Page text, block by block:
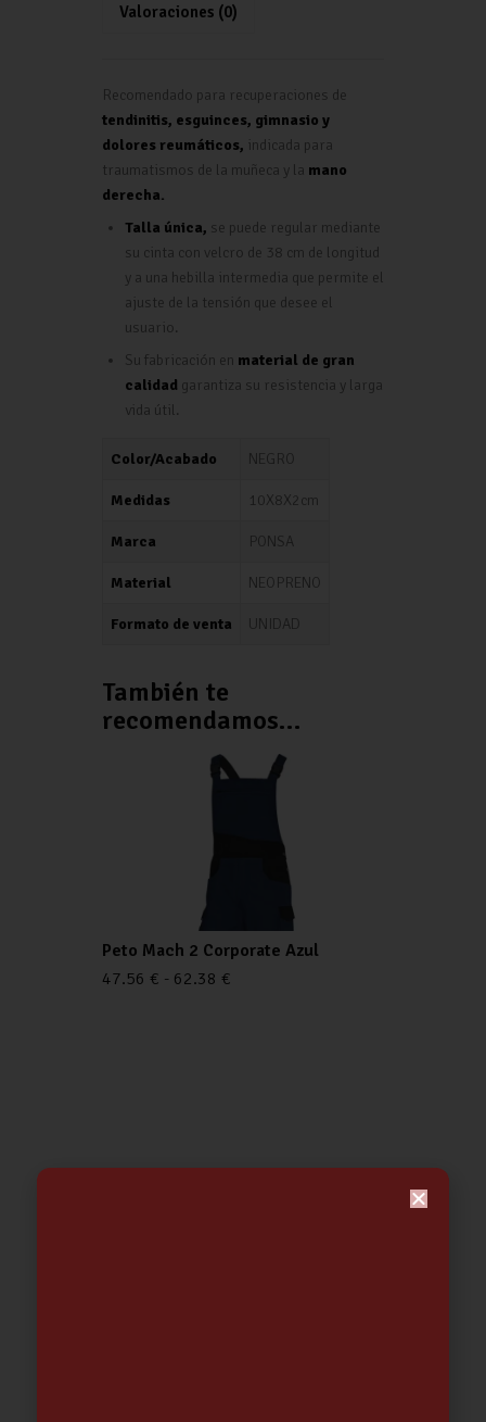
p
Valoraciones (0)
Recomendado para recuperaciones de
tendinitis, esguinces, gimnasio y
dolores reumáticos, indicada para
traumatismos de la muñeca y la mano
derecha.
Talla única, se puede regular mediante
su cinta con velcro de 38 cm de longitud
y a una hebilla intermedia que permite el
ajuste de la tensión que desee el
usuario.
Su fabricación en material de gran
calidad garantiza su resistencia y larga
vida útil.
Color/Acabado NEGRO
Medidas 10X8X2cm
Marca PONSA
Material NEOPRENO
Formato de venta UNIDAD
También te
recomendamos…
Peto Mach 2 Corporate Azul
47.56 € - 62.38 €